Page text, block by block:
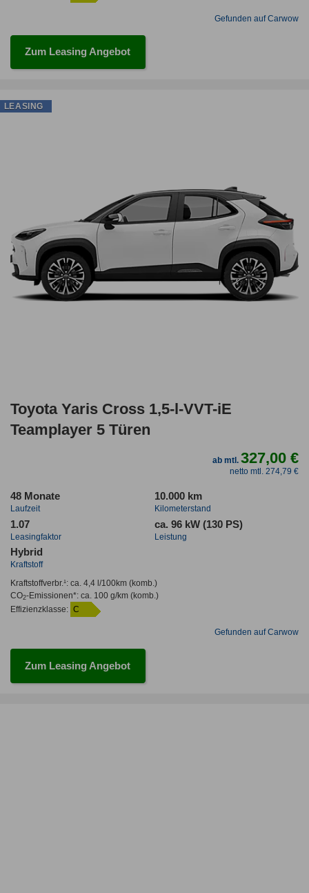
Gefunden auf Carwow
Zum Leasing Angebot
Toyota Yaris Cross 1,5-l-VVT-iE
Teamplayer 5 Türen
ab mtl.327,00 €
netto mtl. 274,79 €
48 Monate
Laufzeit
10.000 km
Kilometerstand
1.07
Leasingfaktor
ca. 96 kW (130 PS)
Leistung
Hybrid
Kraftstoff
Kraftstoffverbr.¹: ca. 4,4 l/100km(komb.)
CO2-Emissionen*: ca. 100 g/km(komb.)
Effizienzklasse: C
Gefunden auf Carwow
Zum Leasing Angebot
LEASING